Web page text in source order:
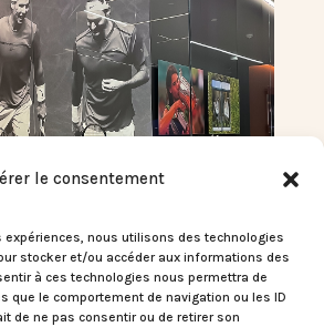
le consentement
nous utilisons des technologies
stocker et/ou accéder aux informations des
à ces technologies nous permettra de
que le comportement de navigation ou les ID
de ne pas consentir ou de retirer son